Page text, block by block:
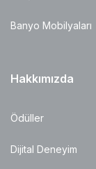
Banyo Mobilyaları
Hakkımızda
Ödüller
Dijital Deneyim